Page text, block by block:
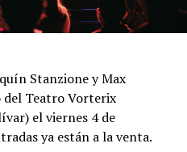
de sorprender tanto a
siempre como a quienes
para que lo nuestro
folklore que combina
propuesta incluye una
comparten recuerdos,
danzas nativas. Entrada
Stanzione y Max
del Teatro Vorterix
el viernes 4 de
ya están a la venta.